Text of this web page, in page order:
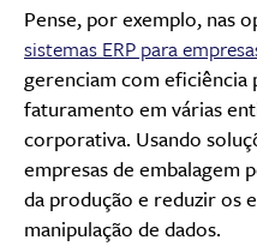
Pense, por exemplo, nas
sistemas ERP para
gerenciam com eficiência
faturamento em várias
corporativa. Usando
empresas de embalagem
da produção e reduzir os
manipulação de dados.